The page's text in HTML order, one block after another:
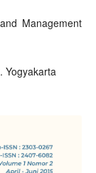
Management
Yogyakarta